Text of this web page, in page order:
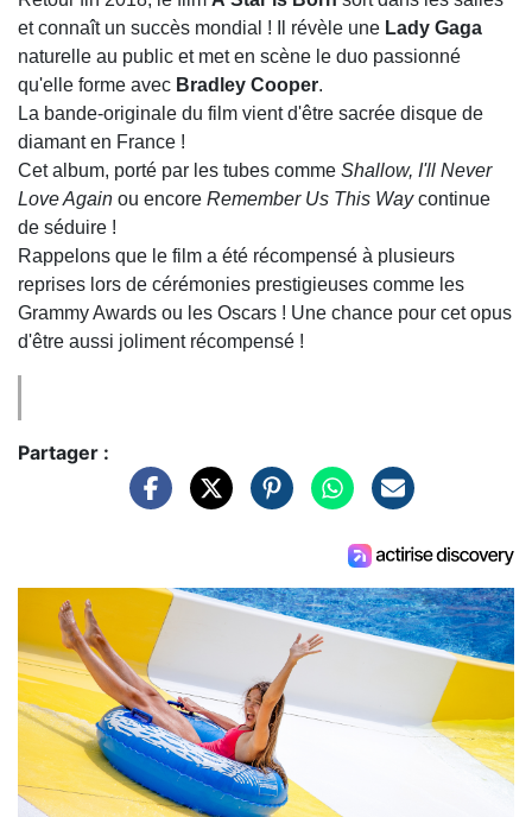
et connaît un succès mondial ! Il révèle une Lady Gaga
naturelle au public et met en scène le duo passionné
qu'elle forme avec Bradley Cooper.
La bande-originale du film vient d'être sacrée disque de
diamant en France !
Cet album, porté par les tubes comme Shallow, I'll Never
Love Again ou encore Remember Us This Waycontinue
de séduire !
Rappelons que le film a été récompensé à plusieurs
reprises lors de cérémonies prestigieuses comme les
Grammy Awards ou les Oscars ! Une chance pour cet opus
d'être aussi joliment récompensé !
Partager :